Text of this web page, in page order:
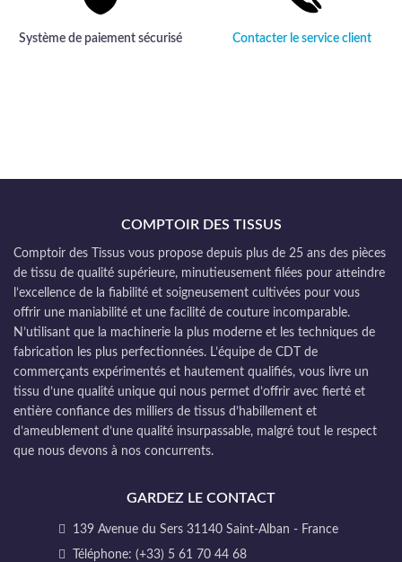
Système de paiement sécurisé Contacter le service client
COMPTOIR DES TISSUS
Comptoir des Tissus vous propose depuis plus de 25 ans des pièces
de tissu de qualité supérieure, minutieusement filées pour atteindre
l’excellence de la fiabilité et soigneusement cultivées pour vous
offrir une maniabilité et une facilité de couture incomparable.
N’utilisant que la machinerie la plus moderne et les techniques de
fabrication les plus perfectionnées. L’équipe de CDT de
commerçants expérimentés et hautement qualifiés, vous livre un
tissu d’une qualité unique qui nous permet d’offrir avec fierté et
entière confiance des milliers de tissus d’habillement et
d’ameublement d’une qualité insurpassable, malgré tout le respect
que nous devons à nos concurrents.
GARDEZ LE CONTACT
139 Avenue du Sers 31140 Saint-Alban - France
Téléphone: (+33) 5 61 70 44 68